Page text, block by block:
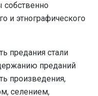
собственно
и этнографического
предания стали
преданий
произведения,
селением,